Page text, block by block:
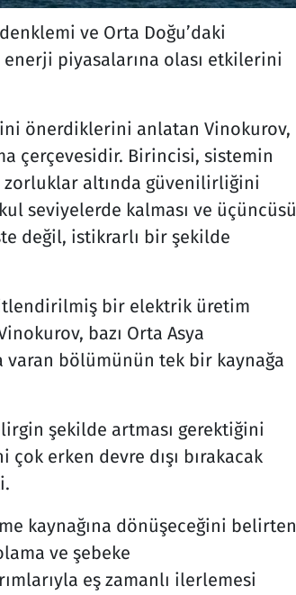
ve Orta Doğu’daki
piyasalarına olası etkilerini
önerdiklerini anlatan Vinokurov,
çerçevesidir. Birincisi, sistemin
zorluklar altında güvenilirliğini
seviyelerde kalması ve üçüncüsü
değil, istikrarlı bir şekilde
bir elektrik üretim
bazı Orta Asya
bölümünün tek bir kaynağa
şekilde artması gerektiğini
erken devre dışı bırakacak
kaynağına dönüşeceğini belirten
ve şebeke
eş zamanlı ilerlemesi